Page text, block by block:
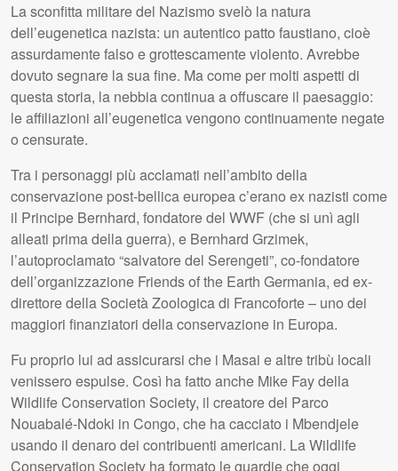
La sconfitta militare del Nazismo svelò la natura
dell’eugenetica nazista: un autentico patto faustiano, cioè
assurdamente falso e grottescamente violento. Avrebbe
dovuto segnare la sua fine. Ma come per molti aspetti di
questa storia, la nebbia continua a offuscare il paesaggio:
le affiliazioni all’eugenetica vengono continuamente negate
o censurate.
Tra i personaggi più acclamati nell’ambito della
conservazione post-bellica europea c’erano ex nazisti come
il Principe Bernhard, fondatore del WWF (che si unì agli
alleati prima della guerra), e Bernhard Grzimek,
l’autoproclamato “salvatore del Serengeti”, co-fondatore
dell’organizzazione Friends of the Earth Germania, ed ex-
direttore della Società Zoologica di Francoforte – uno dei
maggiori finanziatori della conservazione in Europa.
Fu proprio lui ad assicurarsi che i Masai e altre tribù locali
venissero espulse. Così ha fatto anche Mike Fay della
Wildlife Conservation Society, il creatore del Parco
Nouabalé-Ndoki in Congo, che ha cacciato i Mbendjele
usando il denaro dei contribuenti americani. La Wildlife
Conservation Society ha formato le guardie che oggi